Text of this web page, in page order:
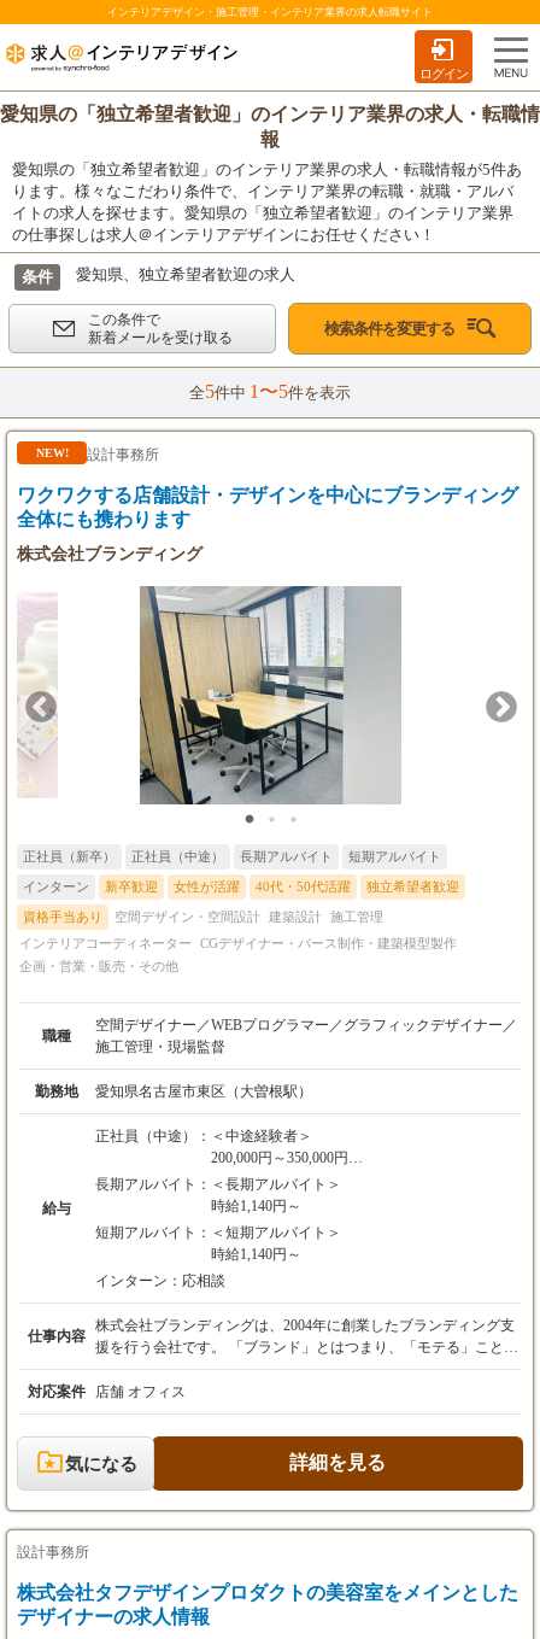
インテリアデザイン・施工管理・インテリア業界の求人転職サイト
ログイン
愛知県の「独立希望者歓迎」のインテリア業界の求人・転職情
報
愛知県の「独立希望者歓迎」のインテリア業界の求人・転職情報が5件あ
ります。様々なこだわり条件で、インテリア業界の転職・就職・アルバ
イトの求人を探せます。愛知県の「独立希望者歓迎」のインテリア業界
の仕事探しは求人＠インテリアデザインにお任せください！
条件 愛知県、独立希望者歓迎の求人
この条件で
新着メールを受け取る
検索条件を変更する
全5件中 1〜5件を表示
NEW! 設計事務所
ワクワクする店舗設計・デザインを中心にブランディング
全体にも携わります
株式会社ブランディング
正社員（新卒） 正社員（中途） 長期アルバイト 短期アルバイト
インターン 新卒歓迎 女性が活躍 40代・50代活躍 独立希望者歓迎
資格手当あり 空間デザイン・空間設計 建築設計 施工管理
インテリアコーディネーター
CGデザイナー・パース制作・建築模型製作
企画・営業・販売・その他
職種
空間デザイナー／WEBプログラマー／グラフィックデザイナー／
施工管理・現場監督
勤務地 愛知県名古屋市東区（大曽根駅）
給与
正社員（中途）： ＜中途経験者＞
200,000円～350,000円
中途の場合はスキルによって給与等条件が異な
るため、ご経験に応じて決定します。
◎試用期間中（６か月）はアルバイト雇用での
勤務となります。試用期間6か月後、
双方の合意の上、正社員登用となります。その
（アルバイト期間中：時給1,140円～）
長期アルバイト： ＜長期アルバイト＞
時給1,140円～
短期アルバイト： ＜短期アルバイト＞
時給1,140円～
インターン： 応相談
仕事内容
株式会社ブランディングは、2004年に創業したブランディング支
援を行う会社です。 「ブランド」とはつまり、「モテる」こと。
会社だって「モテたい」はずだと思いませんか？私たち
は、“「これからの会社」を「モテ続ける会社」へ”をビジョンと
して、企業や店舗などのブランド構築から空間デザイン、Webデ
ザイン、販促物制作まで、一貫したブランディング支援を行って
います。 ①空間デザイナー 打ち合わせ～オフィスや店舗の設計
デザイン～インテリアのコーディネートなどの空間デザイン全般
イトの修正もあります。 ③グラフィックデザイナー 新規開業さ
れたお店や既存のお客様のお店に関連するデザイン全般をお任せ
できる、グラフィックデザイナーです。月の案件は平均して10件
対応案件 店舗 オフィス
気になる 詳細を見る
設計事務所
株式会社タフデザインプロダクトの美容室をメインとした
デザイナーの求人情報